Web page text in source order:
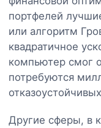
портфелей
или алгоритм
квадратичное
компьютер смог
потребуются
Другие сферы, в